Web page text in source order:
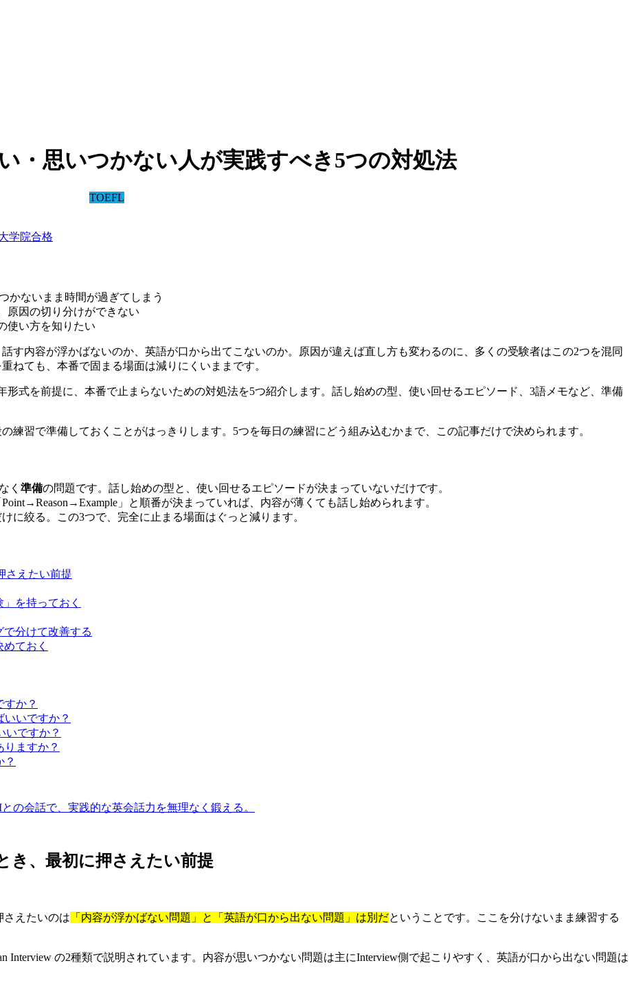
・思いつかない人が実践すべき5つの対処法
TOEFL
学院合格
かないまま時間が過ぎてしまう
原因の切り分けができない
使い方を知りたい
話す内容が浮かばないのか、英語が口から出てこないのか。原因が違えば直し方も変わるのに、多くの受験者はこの2つを混同
ねても、本番で固まる場面は減りにくいままです。
形式を前提に、本番で止まらないための対処法を5つ紹介します。話し始めの型、使い回せるエピソード、3語メモなど、準備
練習で準備しておくことがはっきりします。5つを毎日の練習にどう組み込むかまで、この記事だけで決められます。
く 準備の問題です。話し始めの型と、使い回せるエピソードが決まっていないだけです。
」と順番が決まっていれば、内容が薄くても話し始められます。
に絞る。この3つで、完全に止まる場面はぐっと減ります。
さえたい前提
を持っておく
分けて改善する
ておく
すか？
いですか？
いですか？
ますか？
？
の会話で、実践的な英会話力を無理なく鍛える。
き、最初に押さえたい前提
さえたいのは 「内容が浮かばない問題」と「英語が口から出ない問題」は別だということです。ここを分けないまま練習する
an Interview の2種類で説明されています。内容が思いつかない問題は主にInterview側で起こりやすく、英語が口から出ない問題は